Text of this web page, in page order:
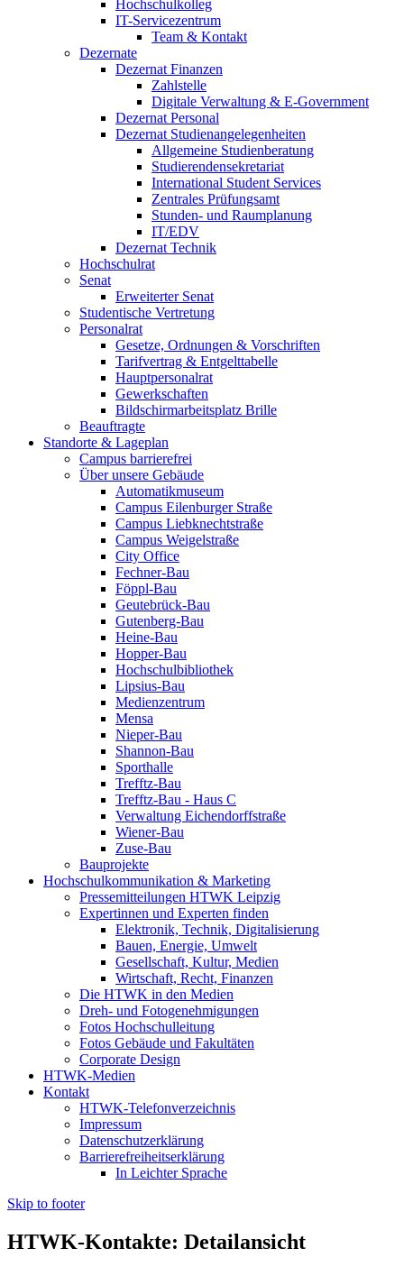
Hochschulkolleg
IT-Servicezentrum
Team & Kontakt
Dezernate
Dezernat Finanzen
Zahlstelle
Digitale Verwaltung & E-Government
Dezernat Personal
Dezernat Studienangelegenheiten
Allgemeine Studienberatung
Studierendensekretariat
International Student Services
Zentrales Prüfungsamt
Stunden- und Raumplanung
IT/EDV
Dezernat Technik
Hochschulrat
Senat
Erweiterter Senat
Studentische Vertretung
Personalrat
Gesetze, Ordnungen & Vorschriften
Tarifvertrag & Entgelttabelle
Hauptpersonalrat
Gewerkschaften
Bildschirmarbeitsplatz Brille
Beauftragte
Standorte & Lageplan
Campus barrierefrei
Über unsere Gebäude
Automatikmuseum
Campus Eilenburger Straße
Campus Liebknechtstraße
Campus Weigelstraße
City Office
Fechner-Bau
Föppl-Bau
Geutebrück-Bau
Gutenberg-Bau
Heine-Bau
Hopper-Bau
Hochschulbibliothek
Lipsius-Bau
Medienzentrum
Mensa
Nieper-Bau
Shannon-Bau
Sporthalle
Trefftz-Bau
Trefftz-Bau - Haus C
Verwaltung Eichendorffstraße
Wiener-Bau
Zuse-Bau
Bauprojekte
Hochschulkommunikation & Marketing
Pressemitteilungen HTWK Leipzig
Expertinnen und Experten finden
Elektronik, Technik, Digitalisierung
Bauen, Energie, Umwelt
Gesellschaft, Kultur, Medien
Wirtschaft, Recht, Finanzen
Die HTWK in den Medien
Dreh- und Fotogenehmigungen
Fotos Hochschulleitung
Fotos Gebäude und Fakultäten
Corporate Design
HTWK-Medien
Kontakt
HTWK-Telefonverzeichnis
Impressum
Datenschutzerklärung
Barrierefreiheitserklärung
In Leichter Sprache
Skip to footer
HTWK-Kontakte: Detailansicht